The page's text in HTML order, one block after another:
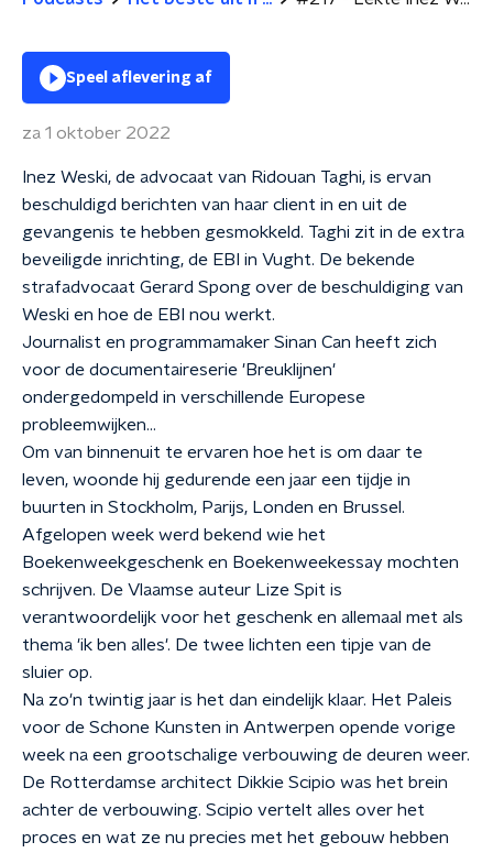
Speel aflevering af
za 1 oktober 2022
Inez Weski, de advocaat van Ridouan Taghi, is ervan
beschuldigd berichten van haar client in en uit de
gevangenis te hebben gesmokkeld. Taghi zit in de extra
beveiligde inrichting, de EBI in Vught. De bekende
strafadvocaat Gerard Spong over de beschuldiging van
Weski en hoe de EBI nou werkt.
Journalist en programmamaker Sinan Can heeft zich
voor de documentaireserie 'Breuklijnen'
ondergedompeld in verschillende Europese
probleemwijken...
Om van binnenuit te ervaren hoe het is om daar te
leven, woonde hij gedurende een jaar een tijdje in
buurten in Stockholm, Parijs, Londen en Brussel.
Afgelopen week werd bekend wie het
Boekenweekgeschenk en Boekenweekessay mochten
schrijven. De Vlaamse auteur Lize Spit is
verantwoordelijk voor het geschenk en allemaal met als
thema 'ik ben alles'. De twee lichten een tipje van de
sluier op.
Na zo'n twintig jaar is het dan eindelijk klaar. Het Paleis
voor de Schone Kunsten in Antwerpen opende vorige
week na een grootschalige verbouwing de deuren weer.
De Rotterdamse architect Dikkie Scipio was het brein
achter de verbouwing. Scipio vertelt alles over het
proces en wat ze nu precies met het gebouw hebben